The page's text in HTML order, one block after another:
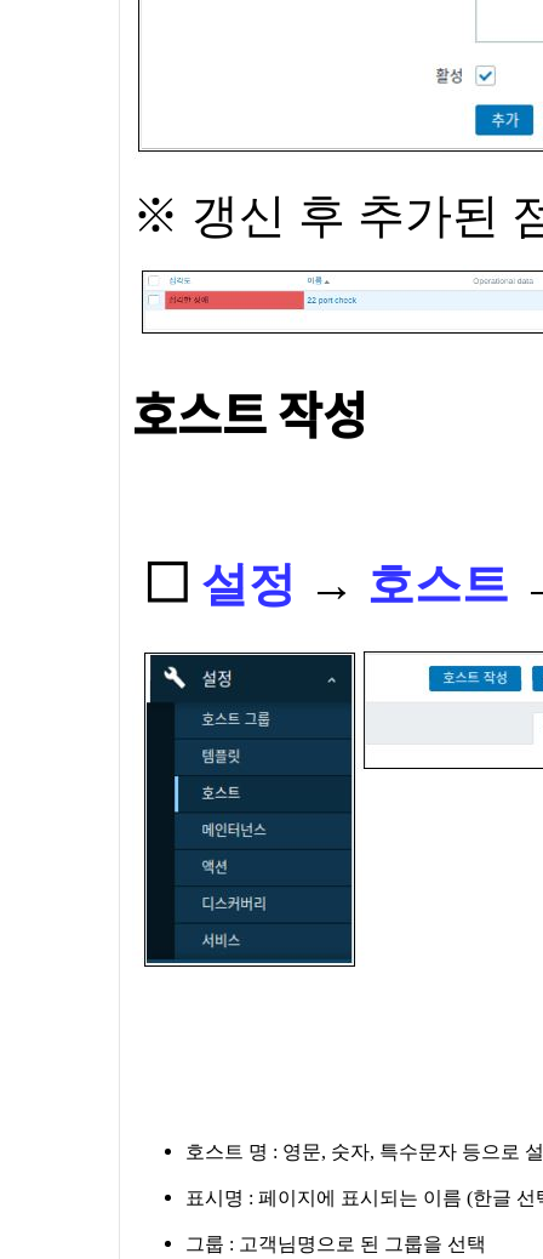
※ 갱신 후 추가된
호스트 작성
□ 설정 → 호스트
호스트 명 : 영문, 숫자, 특수문자 등으로
표시명 : 페이지에 표시되는 이름 (한글 선
그룹 : 고객님명으로 된 그룹을 선택